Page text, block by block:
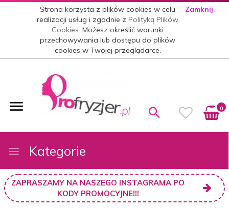
Strona korzysta z plików cookies w celu
realizacji usług i zgodnie zPolityką Plików
Cookies. Możesz określić warunki
przechowywania lub dostępu do plików
cookies w Twojej przeglądarce.
Zamknij
0
Kategorie
ZAPRASZAMY NA NASZEGO INSTAGRAMA PO
KODY PROMOCYJNE!!!